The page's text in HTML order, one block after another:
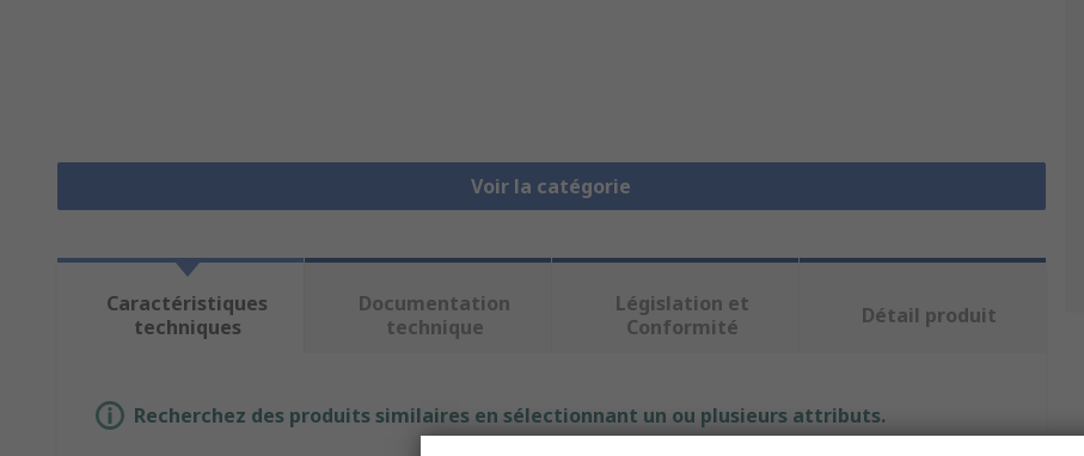
Voir la catégorie
Caractéristiques
techniques
Documentation
technique
Législation et
Conformité
Détail produit
Recherchez des produits similaires en sélectionnant un ou plusieurs attributs.